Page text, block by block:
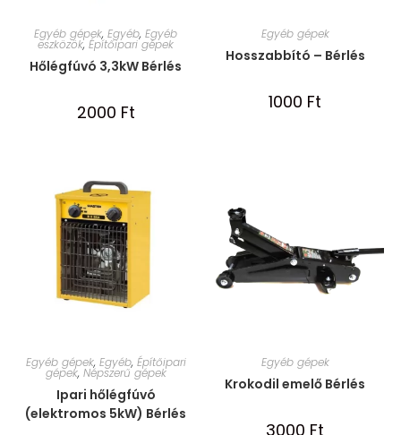
Egyéb gépek,Egyéb,Egyéb
eszközök,Építőipari gépek
Hőlégfúvó 3,3kW Bérlés
2000 Ft
Egyéb gépek
Hosszabbító – Bérlés
1000 Ft
Egyéb gépek, Egyéb, Építőipari
gépek, Népszerű gépek
Ipari hőlégfúvó
(elektromos 5kW) Bérlés
Egyéb gépek
Krokodil emelő Bérlés
3000 Ft